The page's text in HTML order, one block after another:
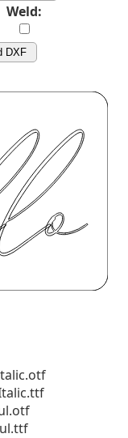
Weld:
DXF